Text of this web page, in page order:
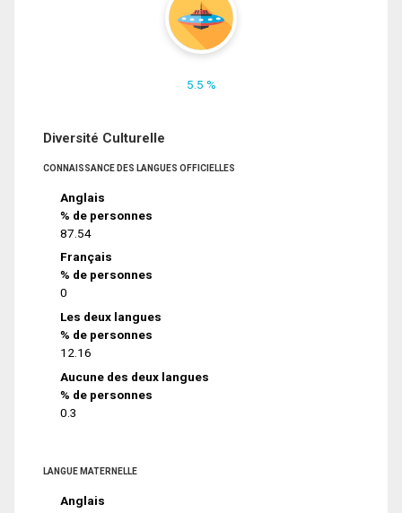
5.5 %
Diversité Culturelle
CONNAISSANCE DES LANGUES OFFICIELLES
Anglais
% de personnes
87.54
Français
% de personnes
0
Les deux langues
% de personnes
12.16
Aucune des deux langues
% de personnes
0.3
LANGUE MATERNELLE
Anglais